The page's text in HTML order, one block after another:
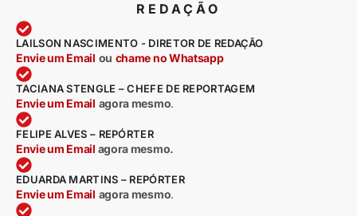
REDAÇÃO
LAILSON NASCIMENTO - DIRETOR DE REDAÇÃO
Envie um Email ou chame no Whatsapp
TACIANA STENGLE – CHEFE DE REPORTAGEM
Envie um Email agora mesmo.
FELIPE ALVES – REPÓRTER
Envie um Email agora mesmo.
EDUARDA MARTINS – REPÓRTER
Envie um Email agora mesmo.